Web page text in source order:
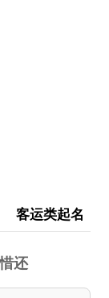
客运类起名
还